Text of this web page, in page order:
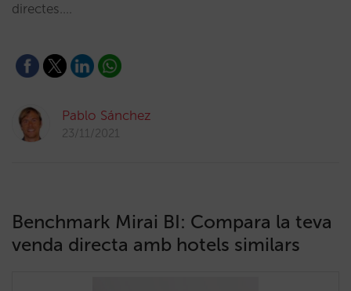
directes.…
Pablo Sánchez
23/11/2021
Benchmark Mirai BI: Compara la teva
venda directa amb hotels similars